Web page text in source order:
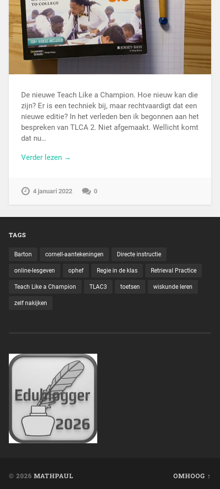
De nieuwe Teach Like a Champion. Hoe nieuw kan die
zijn? Er is een techniek bij, maar rechtvaardigt dat een
nieuwe editie? In het verleden ben ik begonnen aan het
bespreken van TLCA 2. Niet afgemaakt. Wellicht komt
dat nu…
Verder lezen →
4 januari 2022 0
TAGS
Barton cornell-aantekeningen Directe instructie
online-lesgeven ophef Regie in de klas Retrieval Practice
Teach Like a Champion TLAC3 toetsen wiskunde leren
zelf nakijken
© 2026 MATHPAUL OMHOOG ↑